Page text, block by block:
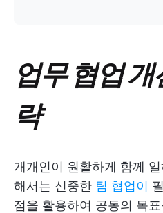
업무 협업
략
개개인이 원활하게 함께
해서는 신중한 팀 협업이
점을 활용하여 공동의 목